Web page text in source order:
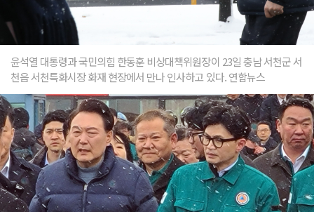
윤석열 대통령과 국민의힘 한동훈 비상대책위원장이 23일 충남 서천군 서
천읍 서천특화시장 화재 현장에서 만나 인사하고 있다. 연합뉴스